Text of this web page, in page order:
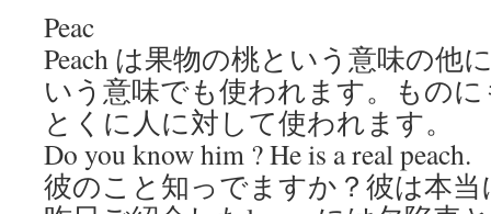
Peac
Peach は果物の桃という意味の他
いう意味でも使われます。もの
とくに人に対して使われます。
Do you know him ? He is a real peach.
彼のこと知っでますか？彼は本